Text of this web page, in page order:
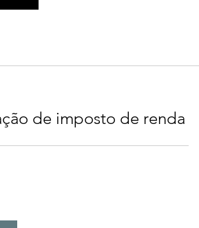
de imposto de renda